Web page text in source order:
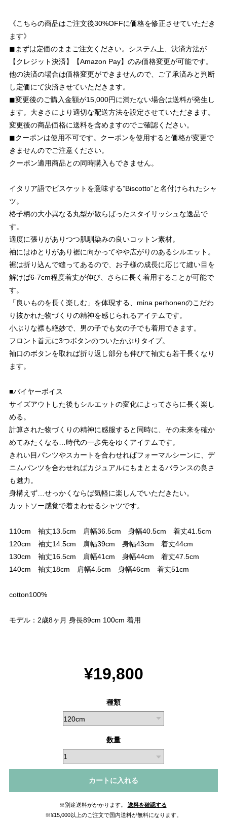
《こちらの商品はご注文後30%OFFに価格を修正させていただき
ます》
◼︎まずは定価のままご注文ください。システム上、決済方法が
【クレジット決済】【Amazon Pay】のみ価格変更が可能です。
他の決済の場合は価格変更ができませんので、ご了承済みと判断
し定価にて決済させていただきます。
◼︎変更後のご購入金額が15,000円に満たない場合は送料が発生し
ます。大きさにより適切な配送方法を設定させていただきます。
変更後の商品価格に送料を含めますのでご確認ください。
◼︎クーポンは使用不可です。クーポンを使用すると価格が変更で
きませんのでご注意ください。
クーポン適用商品との同時購入もできません。
イタリア語でビスケットを意味する”Biscotto”と名付けられたシャ
ツ。
格子柄の大小異なる丸型が散らばったスタイリッシュな逸品で
す。
適度に張りがありつつ肌馴染みの良いコットン素材。
袖にはゆとりがあり裾に向かってやや広がりのあるシルエット。
裾は折り込んで縫ってあるので、お子様の成長に応じて縫い目を
解けば6-7cm程度着丈が伸び、さらに長く着用することが可能で
す。
「良いものを長く楽しむ」を体現する、mina perhonenのこだわ
り抜かれた物づくりの精神を感じられるアイテムです。
小ぶりな襟も絶妙で、男の子でも女の子でも着用できます。
フロント首元に3つボタンのついたかぶりタイプ。
袖口のボタンを取れば折り返し部分も伸びて袖丈も若干長くなり
ます。
■バイヤーボイス
サイズアウトした後もシルエットの変化によってさらに長く楽し
める。
計算された物づくりの精神に感服すると同時に、その未来を確か
めてみたくなる…時代の一歩先をゆくアイテムです。
きれい目パンツやスカートを合わせればフォーマルシーンに、デ
ニムパンツを合わせればカジュアルにもまとまるバランスの良さ
も魅力。
身構えず…せっかくならば気軽に楽しんでいただきたい。
カットソー感覚で着まわせるシャツです。
110cm 袖丈13.5cm 肩幅36.5cm 身幅40.5cm 着丈41.5cm
120cm 袖丈14.5cm 肩幅39cm 身幅43cm 着丈44cm
130cm 袖丈16.5cm 肩幅41cm 身幅44cm 着丈47.5cm
140cm 袖丈18cm 肩幅4.5cm 身幅46cm 着丈51cm
cotton100%
モデル：2歳8ヶ月 身長89cm 100cm 着用
¥19,800
種類
数量
カートに入れる
※別途送料がかかります。
送料を確認する
※¥15,000以上のご注文で国内送料が無料になります。